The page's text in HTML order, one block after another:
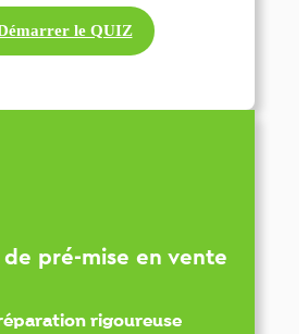
le QUIZ
de pré-mise en vente
rigoureuse